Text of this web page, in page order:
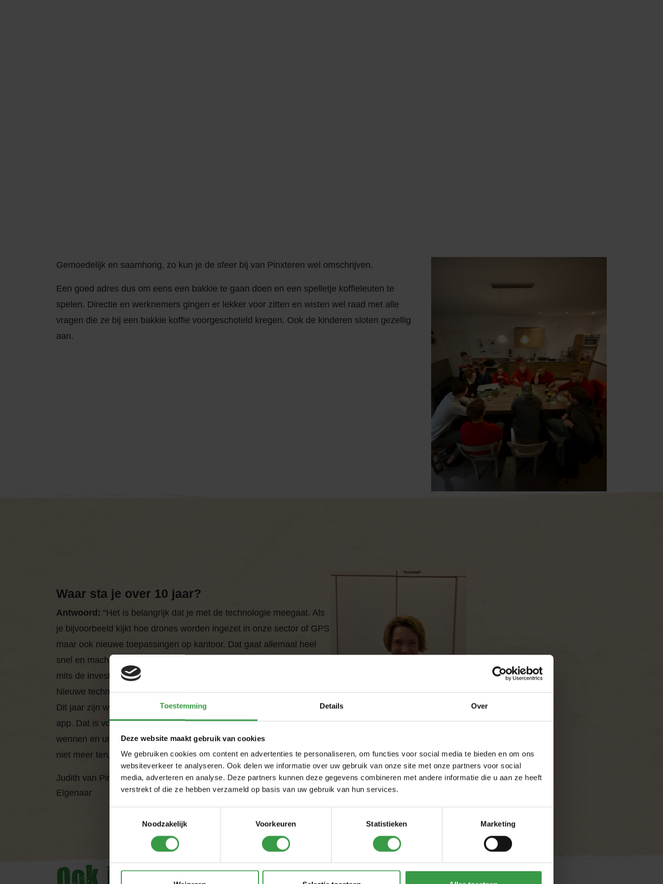
Toestemming Details Over
Deze website maakt gebruik van cookies
We gebruiken cookies om content en advertenties te personaliseren, om functies voor social media te bieden en om ons
websiteverkeer te analyseren. Ook delen we informatie over uw gebruik van onze site met onze partners voor social
media, adverteren en analyse. Deze partners kunnen deze gegevens combineren met andere informatie die u aan ze heeft
verstrekt of die ze hebben verzameld op basis van uw gebruik van hun services.
Noodzakelijk
Voorkeuren Statistieken Marketing
Gemoedelijk en saamhorig, zo kun je de sfeer bij van Pinxteren wel omschrijven.
Een goed adres dus om eens een bakkie te gaan doen en een spelletje koffieleuten te
spelen. Directie en werknemers gingen er lekker voor zitten en wisten wel raad met alle
vragen die ze bij een bakkie koffie voorgeschoteld kregen. Ook de kinderen sloten gezellig
aan.
Waar sta je over 10 jaar?
Antwoord: “Het is belangrijk dat je met de technologie meegaat. Als
je bijvoorbeeld kijkt hoe drones worden ingezet in onze sector of GPS
maar ook nieuwe toepassingen op kantoor. Dat gaat allemaal heel
snel en machines gaan daarin mee. Je kunt hierin niet achterblijven,
mits de investeringen die hiermee gepaard gaan zich ook lonen.
Nieuwe technieken zijn zeker interessant en zorgen voor uitdagingen.
Dit jaar zijn we bijvoorbeeld begonnen met een digitale werkbonnen-
app. Dat is voor ons echt een vooruitgang. Na een periode van
wennen en uitvogelen is iedereen eraan gewend en willen we zeker
niet meer terug naar de oude manier.”
Judith van Pinxteren
Eigenaar
Bart van de Moosdijk